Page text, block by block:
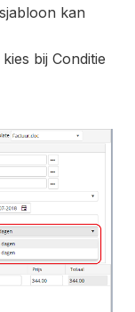
kan
bij Conditie